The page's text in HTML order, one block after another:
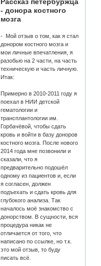
- донора костного
мозга
- Мой отзыв о том, как я стал
донором костного мозга и
мои личные впечатления, я
разобью на 2 части, на часть
техническую и часть личную.
Итак:
Примерно в 2010-2011 году я
поехал в НИИ детской
гематологии и
трансплантологии им.
Горбачёвой, чтобы сдать
кровь и войти в базу доноров
костного мозга. После нового
2014 года мне позвонили и
сказали, что я
предварительно подошёл
одному из пациентов и, если
я согласен, должен
подъехать и сдать кровь для
глубокого анализа. Так
началось моё знакомство с
донорством. В сущности, вся
процедура никак не
отличается от того, что
написано по ссылке, но т.к.
это мой отзыв, то буду
писать всё.